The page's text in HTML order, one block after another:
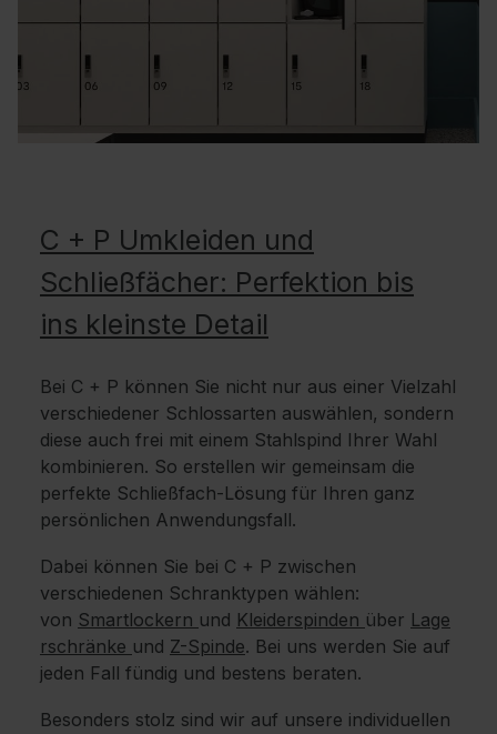
C + P Umkleiden und
Schließfächer: Perfektion bis
ins kleinste Detail
Bei C + P können Sie nicht nur aus einer Vielzahl
verschiedener Schlossarten auswählen, sondern
diese auch frei mit einem Stahlspind Ihrer Wahl
kombinieren. So erstellen wir gemeinsam die
perfekte Schließfach-Lösung für Ihren ganz
persönlichen Anwendungsfall.
Dabei können Sie bei C + P zwischen
verschiedenen Schranktypen wählen:
von Smartlockern und Kleiderspinden über Lage
rschränke und Z-Spinde. Bei uns werden Sie auf
jeden Fall fündig und bestens beraten.
Besonders stolz sind wir auf unsere individuellen